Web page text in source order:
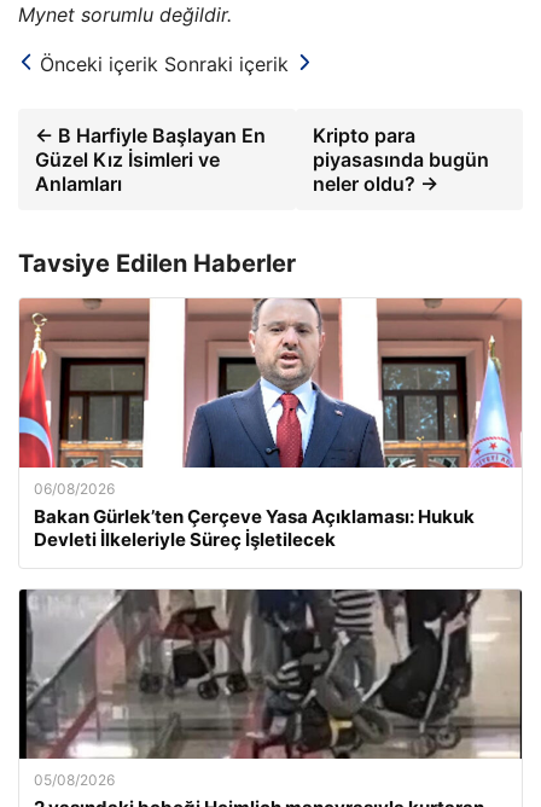
Mynet sorumlu değildir.
Önceki içerik Sonraki içerik
← B Harfiyle Başlayan En
Güzel Kız İsimleri ve
Anlamları
Kripto para
piyasasında bugün
neler oldu? →
Tavsiye Edilen Haberler
06/08/2026
Bakan Gürlek’ten Çerçeve Yasa Açıklaması: Hukuk
Devleti İlkeleriyle Süreç İşletilecek
05/08/2026